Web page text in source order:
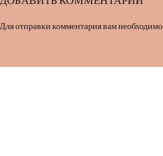
Для отправки комментария вам необходимо